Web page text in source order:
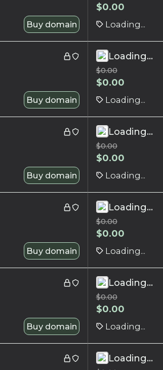
Buy domain
$0.00
Loading...
Buy domain
Loading...
$0.00
$0.00
Loading...
Buy domain
Loading...
$0.00
$0.00
Loading...
Buy domain
Loading...
$0.00
$0.00
Loading...
Buy domain
Loading...
$0.00
$0.00
Loading...
Loading...